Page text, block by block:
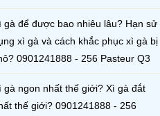
gà để được bao nhiêu lâu? Hạn sử
xì gà và cách khắc phục xì gà bị
0901241888 - 256 Pasteur Q3
gà ngon nhất thế giới? Xì gà đắt
thế giới? 0901241888 - 256